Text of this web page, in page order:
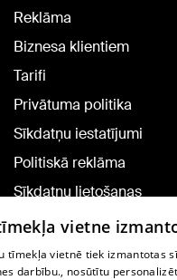
Reklāma
Biznesa klientiem
Tarifi
Privātuma politika
Sīkdatņu iestatījumi
Politiskā reklāma
Sīkdatņu lietošanas
noteikumi
Komentāru pievienošana
vietne
tīmekļa vietnē tiek izmantotas
darbību., nosūtītu